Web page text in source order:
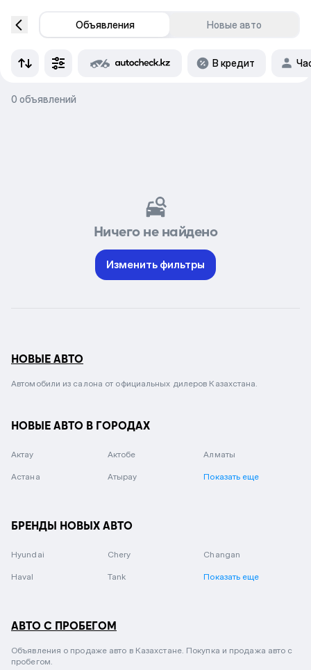
Объявления Новые авто
В кредит
0 объявлений
Ничего не найдено
Изменить фильтры
НОВЫЕ АВТО
Автомобили из салона от официальных дилеров Казахстана.
НОВЫЕ АВТО В ГОРОДАХ
Актау Актобе Алматы
Астана Атырау Показать еще
БРЕНДЫ НОВЫХ АВТО
Hyundai Chery Changan
Haval Tank Показать еще
АВТО С ПРОБЕГОМ
Объявления о продаже авто в Казахстане. Покупка и продажа авто с
пробегом.